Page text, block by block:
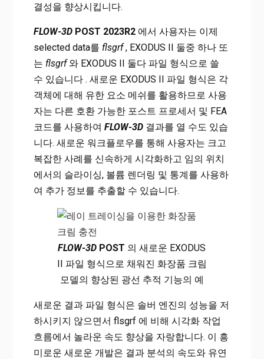
결성을 향상시킵니다.
FLOW-3DPOST 2023R2 에서 사용자는 이제
selected data를 flsgrf, EXODUS II 둘중 하나 또
는 flsgrf와 EXODUS II 둘다 파일 형식으로 쓸
수 있습니다 . 새로운 EXODUS II 파일 형식은 각
객체에 대해 유한 요소 메쉬를 활용하므로 사용
자는 다른 호환 가능한 포스트 프로세서 및 FEA
코드를 사용하여 FLOW-3D결과를 열 수도 있습
니다. 새로운 워크플로우를 통해 사용자는 크고
복잡한 사례를 신속하게 시각화하고 임의 위치
에서의 슬라이싱, 볼륨 렌더링 및 통계를 사용하
여 추가 정보를 추출할 수 있습니다.
FLOW-3D POST 의 새로운 EXODUS
II 파일 형식으로 채워진 화장품 크림
모델의 향상된 광선 추적 기능의 예
새로운 결과 파일 형식은 솔버 엔진의 성능을 저
하시키지 않으면서 flsgrf 에 비해 시각화 작업
흐름에서 놀라운 속도 향상을 자랑합니다. 이 흥
미로운 새로운 개발은 결과 분석의 속도와 유연